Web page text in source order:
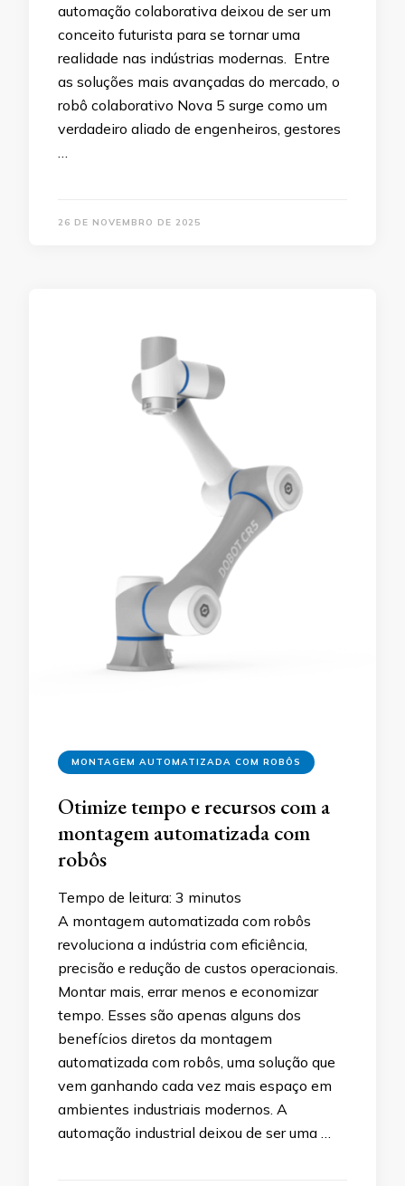
automação colaborativa deixou de ser um
conceito futurista para se tornar uma
realidade nas indústrias modernas. Entre
as soluções mais avançadas do mercado, o
robô colaborativo Nova 5 surge como um
verdadeiro aliado de engenheiros, gestores
26 DE NOVEMBRO DE 2025
MONTAGEM AUTOMATIZADA COM ROBÔS
Otimize tempo e recursos com a
montagem automatizada com
robôs
Tempo de leitura: 3 minutos
A montagem automatizada com robôs
revoluciona a indústria com eficiência,
precisão e redução de custos operacionais.
Montar mais, errar menos e economizar
tempo. Esses são apenas alguns dos
benefícios diretos da montagem
automatizada com robôs, uma solução que
vem ganhando cada vez mais espaço em
ambientes industriais modernos. A
automação industrial deixou de ser uma …